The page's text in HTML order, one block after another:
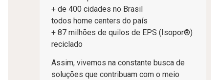
+ de 400 cidades no Brasil
todos home centers do país
+ 87 milhões de quilos de EPS (Isopor®)
reciclado
Assim, vivemos na constante busca de
soluções que contribuam com o meio